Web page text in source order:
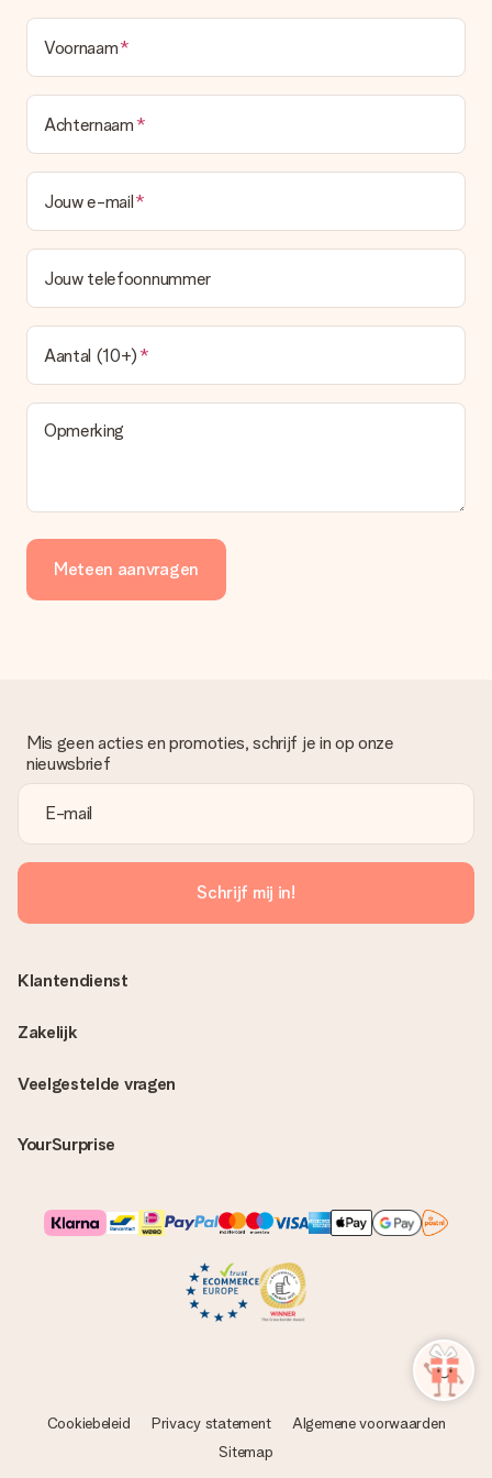
Voornaam
Achternaam
Jouw e-mail
Jouw telefoonnummer
Aantal (10+)
Opmerking
Meteen aanvragen
Mis geen acties en promoties, schrijf je in op onze
nieuwsbrief
Schrijf mij in!
Veelgestelde vragen
YourSurprise
Klantendienst
Zakelijk
Cookiebeleid Privacy statement
Algemene voorwaarden
Sitemap